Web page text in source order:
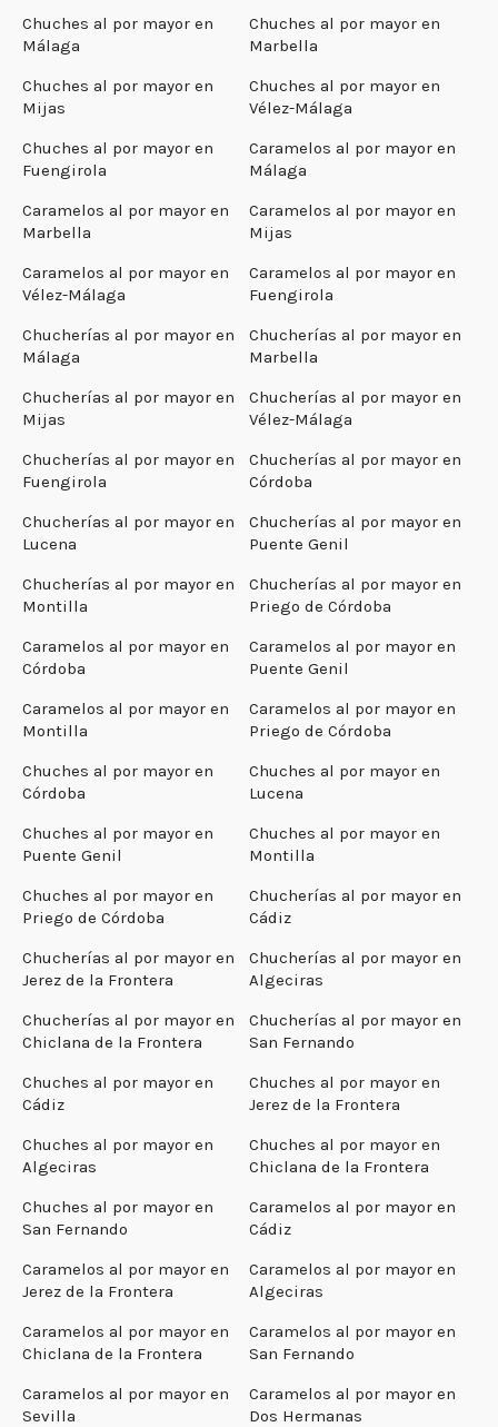
Chuches al por mayor en
Málaga
Chuches al por mayor en
Marbella
Chuches al por mayor en
Mijas
Chuches al por mayor en
Vélez-Málaga
Chuches al por mayor en
Fuengirola
Caramelos al por mayor en
Málaga
Caramelos al por mayor en
Marbella
Caramelos al por mayor en
Mijas
Caramelos al por mayor en
Vélez-Málaga
Caramelos al por mayor en
Fuengirola
Chucherías al por mayor en
Málaga
Chucherías al por mayor en
Marbella
Chucherías al por mayor en
Mijas
Chucherías al por mayor en
Vélez-Málaga
Chucherías al por mayor en
Fuengirola
Chucherías al por mayor en
Córdoba
Chucherías al por mayor en
Lucena
Chucherías al por mayor en
Puente Genil
Chucherías al por mayor en
Montilla
Chucherías al por mayor en
Priego de Córdoba
Caramelos al por mayor en
Córdoba
Caramelos al por mayor en
Puente Genil
Caramelos al por mayor en
Montilla
Caramelos al por mayor en
Priego de Córdoba
Chuches al por mayor en
Córdoba
Chuches al por mayor en
Lucena
Chuches al por mayor en
Puente Genil
Chuches al por mayor en
Montilla
Chuches al por mayor en
Priego de Córdoba
Chucherías al por mayor en
Cádiz
Chucherías al por mayor en
Jerez de la Frontera
Chucherías al por mayor en
Algeciras
Chucherías al por mayor en
Chiclana de la Frontera
Chucherías al por mayor en
San Fernando
Chuches al por mayor en
Cádiz
Chuches al por mayor en
Jerez de la Frontera
Chuches al por mayor en
Algeciras
Chuches al por mayor en
Chiclana de la Frontera
Chuches al por mayor en
San Fernando
Caramelos al por mayor en
Cádiz
Caramelos al por mayor en
Jerez de la Frontera
Caramelos al por mayor en
Algeciras
Caramelos al por mayor en
Chiclana de la Frontera
Caramelos al por mayor en
San Fernando
Caramelos al por mayor en
Sevilla
Caramelos al por mayor en
Dos Hermanas